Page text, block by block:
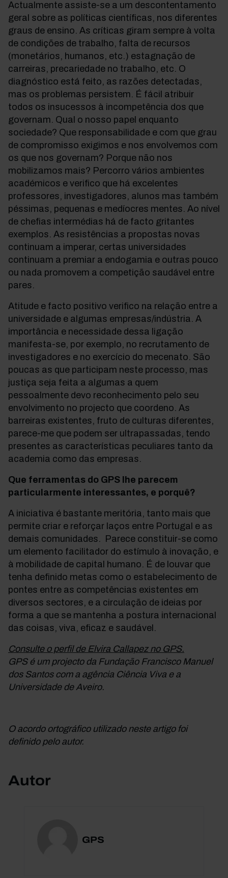
Actualmente assiste-se a um descontentamento
geral sobre as políticas científicas, nos diferentes
graus de ensino. As críticas giram sempre à volta
de condições de trabalho, falta de recursos
(monetários, humanos, etc.) estagnação de
carreiras, precariedade no trabalho, etc. O
diagnóstico está feito, as razões detectadas,
mas os problemas persistem. É fácil atribuir
todos os insucessos à incompetência dos que
governam. Qual o nosso papel enquanto
sociedade? Que responsabilidade e com que grau
de compromisso exigimos e nos envolvemos com
os que nos governam? Porque não nos
mobilizamos mais? Percorro vários ambientes
académicos e verifico que há excelentes
professores, investigadores, alunos mas também
péssimas, pequenas e medíocres mentes. Ao nível
de chefias intermédias há de facto gritantes
exemplos. As resistências a propostas novas
continuam a imperar, certas universidades
continuam a premiar a endogamia e outras pouco
ou nada promovem a competição saudável entre
pares.
Atitude e facto positivo verifico na relação entre a
universidade e algumas empresas/indústria. A
importância e necessidade dessa ligação
manifesta-se, por exemplo, no recrutamento de
investigadores e no exercício do mecenato. São
poucas as que participam neste processo, mas
justiça seja feita a algumas a quem
pessoalmente devo reconhecimento pelo seu
envolvimento no projecto que coordeno. As
barreiras existentes, fruto de culturas diferentes,
parece-me que podem ser ultrapassadas, tendo
presentes as características peculiares tanto da
academia como das empresas.
Que ferramentas do GPS lhe parecem
particularmente interessantes, e porquê?
A iniciativa é bastante meritória, tanto mais que
permite criar e reforçar laços entre Portugal e as
demais comunidades. Parece constituir-se como
um elemento facilitador do estímulo à inovação, e
à mobilidade de capital humano. É de louvar que
tenha definido metas como o estabelecimento de
pontes entre as competências existentes em
diversos sectores, e a circulação de ideias por
forma a que se mantenha a postura internacional
das coisas, viva, eficaz e saudável.
Consulte o perfil de Elvira Callapez no GPS.
GPS é um projecto da Fundação Francisco Manuel
dos Santos com a agência Ciência Viva e a
Universidade de Aveiro.
O acordo ortográfico utilizado neste artigo foi
definido pelo autor.
Autor
GPS